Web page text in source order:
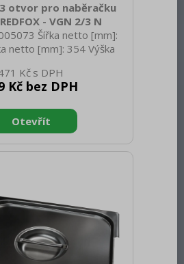
otvor pro naběračku
- VGN 2/3 N
Šířka netto [mm]:
netto [mm]: 354 Výška
[mm]: 550 Hloubka
350 Výška brutto [mm]:
Těsnění: Ne Úchyty: Ne
Nerezové Velikost
[mm]: GN 2/3 Otvor
Kč
Kč bez DPH